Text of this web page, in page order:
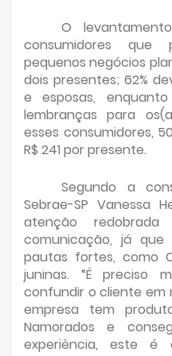
O
consumidores que
pequenos negócios
dois presentes; 62%
e esposas,
lembranças para
esses consumidores,
R$ 241 por presente.
Segundo a
Sebrae-SP Vanessa
atenção
comunicação, já
pautas fortes, como
juninas. “É preciso
confundir o cliente em
empresa tem
Namorados e
experiência, este é